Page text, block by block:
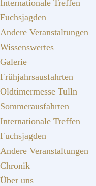
Internationale Treffen
Fuchsjagden
Andere Veranstaltungen
Wissenswertes
Galerie
Frühjahrsausfahrten
Oldtimermesse Tulln
Sommerausfahrten
Internationale Treffen
Fuchsjagden
Andere Veranstaltungen
Chronik
Über uns